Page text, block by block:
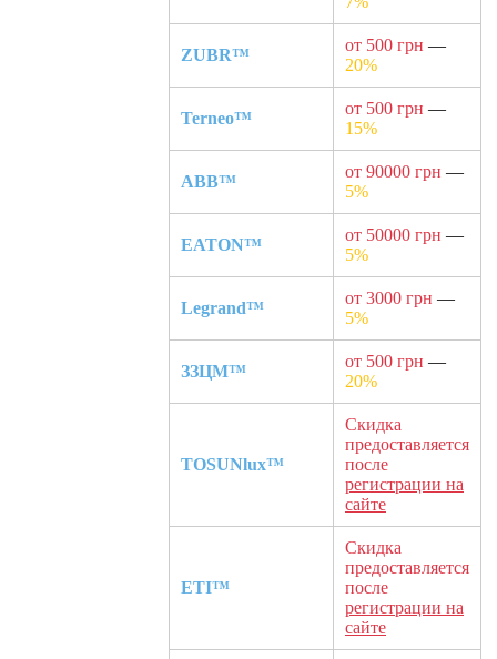
ZUBR™
от 500 грн —
20%
Terneo™
от 500 грн —
15%
ABB™
от 90000 грн —
5%
EATON™
от 50000 грн —
5%
Legrand™
от 3000 грн —
5%
ЗЗЦМ™
от 500 грн —
20%
TOSUNlux™
Скидка
предоставляется
после
регистрации на
сайте
ETI™
Скидка
предоставляется
после
регистрации на
сайте